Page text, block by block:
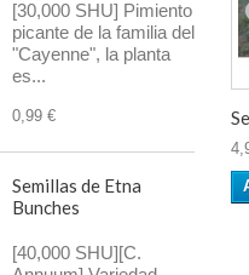
[30,000 SHU] Pimiento
picante de la familia del
"Cayenne", la planta
es...
0,99 €
Semillas de Etna
Bunches
[40,000 SHU][C.